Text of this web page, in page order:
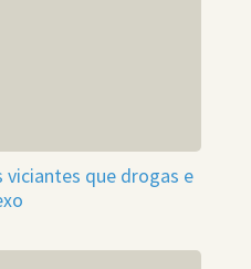
viciantes que drogas e